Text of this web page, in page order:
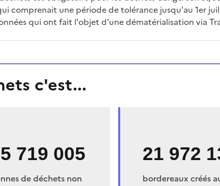
comprenait une période de tolérance jusqu'au 1er
qui ont fait l'objet d'une dématérialisation via
c'est...
5 719 005
de déchets non
21 972
bordereaux créés